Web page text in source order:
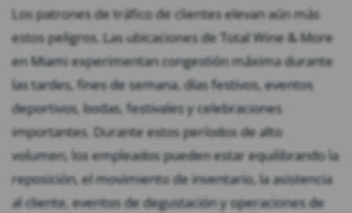
Los patrones de tráfico de clientes elevan aún más
estos peligros. Las ubicaciones de Total Wine & More
en Miami experimentan congestión máxima durante
las tardes, fines de semana, días festivos, eventos
deportivos, bodas, festivales y celebraciones
importantes. Durante estos períodos de alto
volumen, los empleados pueden estar equilibrando la
reposición, el movimiento de inventario, la asistencia
al cliente, eventos de degustación y operaciones de